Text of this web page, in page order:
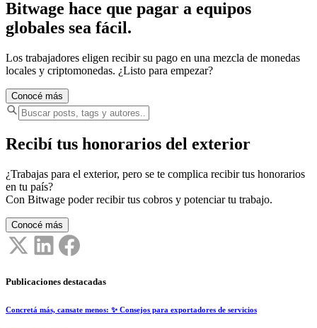
Bitwage hace que pagar a equipos
globales sea fácil.
Los trabajadores eligen recibir su pago en una mezcla de monedas
locales y criptomonedas. ¿Listo para empezar?
Conocé más
Recibí tus honorarios del exterior
¿Trabajas para el exterior, pero se te complica recibir tus honorarios
en tu país?
Con Bitwage poder recibir tus cobros y potenciar tu trabajo.
Conocé más
Publicaciones destacadas
Concretá más, cansate menos: ✨ Consejos para exportadores de servicios